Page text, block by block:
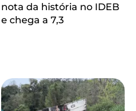
nota da história no IDEB
e chega a 7,3